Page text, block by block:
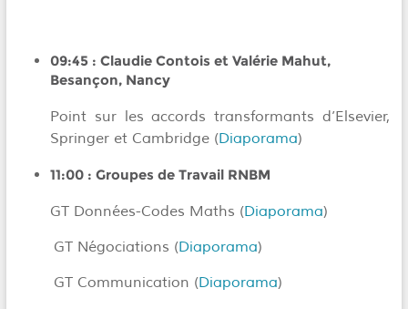
09:45 : Claudie Contois et Valérie Mahut,
Besançon, Nancy
Point sur les accords transformants d’Elsevier,
Springer et Cambridge (Diaporama)
11:00 : Groupes de Travail RNBM
GT Données-Codes Maths (Diaporama)
GT Négociations (Diaporama)
GT Communication (Diaporama)